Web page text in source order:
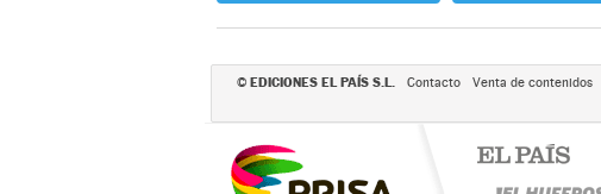
© EDICIONES EL PAÍS S.L. Contacto Venta de contenidos